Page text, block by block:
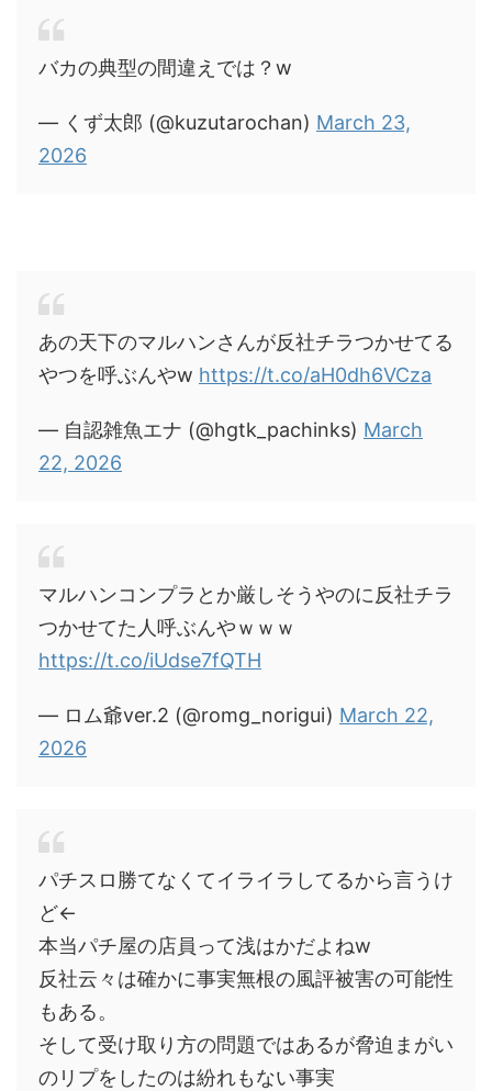
バカの典型の間違えでは？w
— くず太郎 (@kuzutarochan) March 23,
2026
あの天下のマルハンさんが反社チラつかせてる
やつを呼ぶんやw https://t.co/aH0dh6VCza
— 自認雑魚エナ (@hgtk_pachinks) March
22, 2026
マルハンコンプラとか厳しそうやのに反社チラ
つかせてた人呼ぶんやｗｗｗ
https://t.co/iUdse7fQTH
— ロム爺ver.2 (@romg_norigui) March 22,
2026
パチスロ勝てなくてイライラしてるから言うけ
ど←
本当パチ屋の店員って浅はかだよねw
反社云々は確かに事実無根の風評被害の可能性
もある。
そして受け取り方の問題ではあるが脅迫まがい
のリプをしたのは紛れもない事実